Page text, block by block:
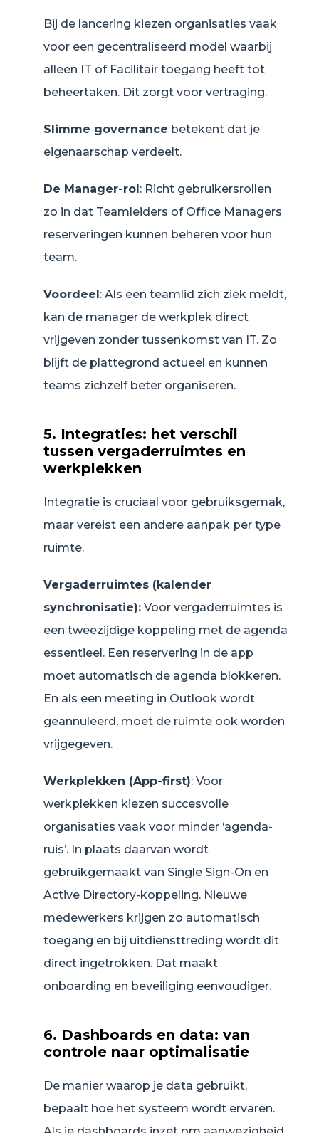
Bij de lancering kiezen organisaties vaak
voor een gecentraliseerd model waarbij
alleen IT of Facilitair toegang heeft tot
beheertaken. Dit zorgt voor vertraging.
Slimme governance betekent dat je
eigenaarschap verdeelt.
De Manager-rol: Richt gebruikersrollen
zo in dat Teamleiders of Office Managers
reserveringen kunnen beheren voor hun
team.
Voordeel: Als een teamlid zich ziek meldt,
kan de manager de werkplek direct
vrijgeven zonder tussenkomst van IT. Zo
blijft de plattegrond actueel en kunnen
teams zichzelf beter organiseren.
5. Integraties: het verschil
tussen vergaderruimtes en
werkplekken
Integratie is cruciaal voor gebruiksgemak,
maar vereist een andere aanpak per type
ruimte.
Vergaderruimtes (kalender
synchronisatie): Voor vergaderruimtes is
een tweezijdige koppeling met de agenda
essentieel. Een reservering in de app
moet automatisch de agenda blokkeren.
En als een meeting in Outlook wordt
geannuleerd, moet de ruimte ook worden
vrijgegeven.
Werkplekken (App-first): Voor
werkplekken kiezen succesvolle
organisaties vaak voor minder ‘agenda-
ruis’. In plaats daarvan wordt
gebruikgemaakt van Single Sign-On en
Active Directory-koppeling. Nieuwe
medewerkers krijgen zo automatisch
toegang en bij uitdiensttreding wordt dit
direct ingetrokken. Dat maakt
onboarding en beveiliging eenvoudiger.
6. Dashboards en data: van
controle naar optimalisatie
De manier waarop je data gebruikt,
bepaalt hoe het systeem wordt ervaren.